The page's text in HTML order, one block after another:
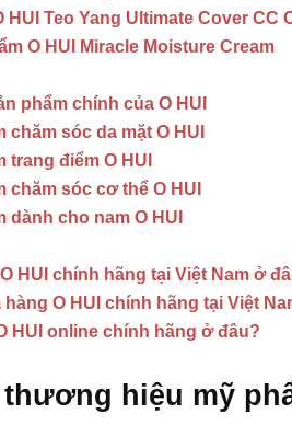
HUI Teo Yang Ultimate Cover CC
O HUI Miracle Moisture Cream
phẩm chính của O HUI
chăm sóc da mặt O HUI
trang điểm O HUI
chăm sóc cơ thể O HUI
dành cho nam O HUI
HUI chính hãng tại Việt Nam ở
O HUI chính hãng tại Việt
HUI online chính hãng ở đâu?
hiệu mỹ